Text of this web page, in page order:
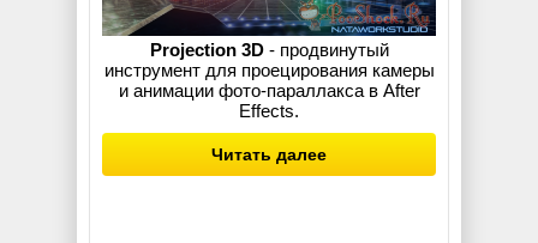
Projection 3D- продвинутый
инструмент для проецирования камеры
и анимации фото-параллакса в After
Effects.
Читать далее